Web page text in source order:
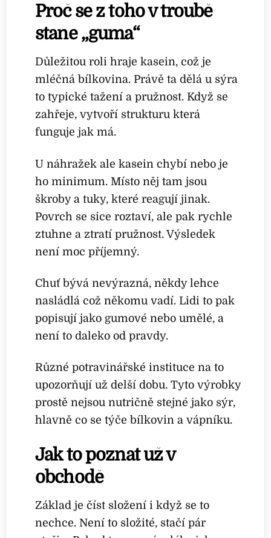
Proč se z toho v troubě
stane „guma“
Důležitou roli hraje kasein, což je
mléčná bílkovina. Právě ta dělá u sýra
to typické tažení a pružnost. Když se
zahřeje, vytvoří strukturu která
funguje jak má.
U náhražek ale kasein chybí nebo je
ho minimum. Místo něj tam jsou
škroby a tuky, které reagují jinak.
Povrch se sice roztaví, ale pak rychle
ztuhne a ztratí pružnost. Výsledek
není moc příjemný.
Chuť bývá nevýrazná, někdy lehce
nasládlá což někomu vadí. Lidi to pak
popisují jako gumové nebo umělé, a
není to daleko od pravdy.
Různé potravinářské instituce na to
upozorňují už delší dobu. Tyto výrobky
prostě nejsou nutričně stejné jako sýr,
hlavně co se týče bílkovin a vápníku.
Jak to poznat už v
obchodě
Základ je číst složení i když se to
nechce. Není to složité, stačí pár